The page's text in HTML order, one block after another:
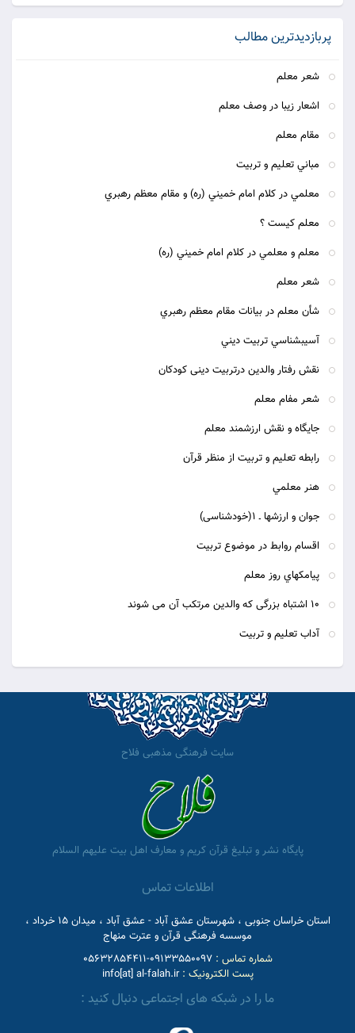
پربازدیدترین مطالب
شعر معلم
اشعار زيبا در وصف معلم
مقام معلم
مباني تعليم و تربيت
معلمي در كلام امام خميني (ره) و مقام معظم رهبري
معلم كيست ؟
معلم و معلمي در كلام امام خميني (ره)
شعر معلم
شأن معلم در بيانات مقام معظم رهبري
آسيب‏شناسي تربيت ديني
نقش رفتار والدین درتربیت دینی کودکان
شعر مفام معلم
جايگاه و نقش ارزشمند معلم
رابطه تعلیم و تربیت از منظر قرآن
هنر معلمي
جوان و ارزشها ـ 1(خودشناسی)
اقسام روابط در موضوع تربیت
پيامكهاي روز معلم
۱۰ اشتباه بزرگی که والدین مرتکب آن می شوند
آداب تعليم و تربيت
سایت فرهنگی مذهبی فلاح
پایگاه نشر و تبلیغ قرآن کریم و معارف اهل بیت علیهم السلام
اطلاعات تماس
استان خراسان جنوبی ، شهرستان عشق آباد - عشق آباد ، میدان 15 خرداد ،
موسسه فرهنگی قرآن و عترت منهاج
شماره تماس :09133550097-05632854411
پست الکترونیک :info[at] al-falah.ir
ما را در شبکه های اجتماعی دنبال کنید :